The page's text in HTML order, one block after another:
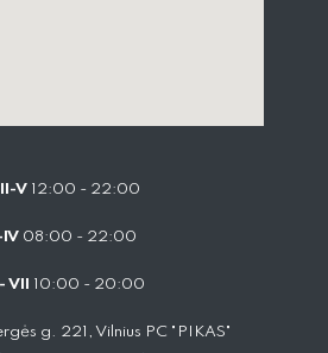
V 12:00 - 22:00
IV 08:00 - 22:00
VII 10:00 - 20:00
g. 221, Vilnius PC "PIKAS"